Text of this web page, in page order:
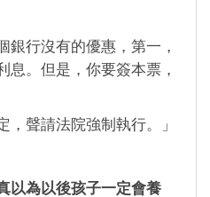
銀行沒有的優惠，第一，
息。但是，你要簽本票，
，聲請法院強制執行。」
以為以後孩子一定會養